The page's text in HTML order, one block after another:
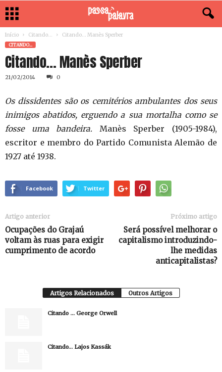
Início Citando... Citando… Manès Sperber
CITANDO...
Citando… Manès Sperber
21/02/2014 0
Os dissidentes são os cemitérios ambulantes dos seus
inimigos abatidos, erguendo a sua mortalha como se
fosse uma bandeira. Manès Sperber (1905-1984),
escritor e membro do Partido Comunista Alemão de
1927 até 1938.
Facebook Twitter
Artigo anterior
Ocupações do Grajaú
voltam às ruas para exigir
cumprimento de acordo
Próximo artigo
Será possível melhorar o
capitalismo introduzindo-
lhe medidas
anticapitalistas?
Artigos Relacionados Outros Artigos
Citando … George Orwell
Citando… Lajos Kassák